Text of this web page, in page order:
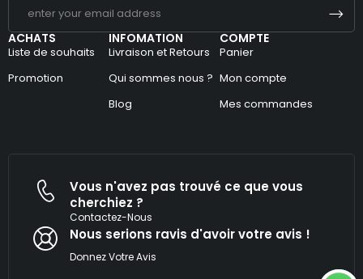
ACHATS
Liste de souhaits
Promotion
INFOMATION
Livraison et Retours
Qui sommes nous ?
Blog
COMPTE
Panier
Mon compte
Mes commandes
Vous n'avez pas trouvé ce que vous
cherchiez ?
Contactez-Nous
Nous serions ravis d'avoir votre avis !​
Donnez Votre Avis